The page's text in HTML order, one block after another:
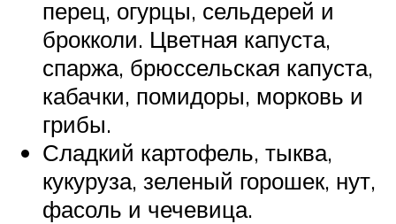
перец, огурцы, сельдерей и
брокколи. Цветная капуста,
спаржа, брюссельская капуста,
кабачки, помидоры, морковь и
грибы.
Сладкий картофель, тыква,
кукуруза, зеленый горошек, нут,
фасоль и чечевица.